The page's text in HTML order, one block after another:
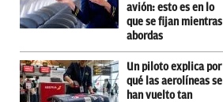
avión: esto es en lo
que se fijan mientras
abordas
Un piloto explica por
qué las aerolíneas se
han vuelto tan